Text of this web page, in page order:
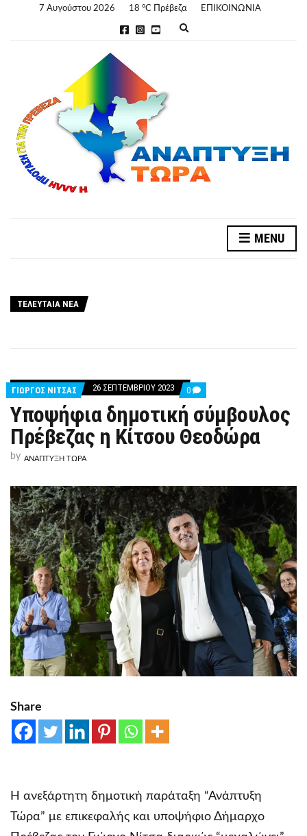
7 Αυγούστου 2026 18 °C Πρέβεζα ΕΠΙΚΟΙΝΩΝΙΑ
f
o
r
MENU
ΤΕΛΕΥΤΑΊΑ ΝΈΑ
ΓΙΩΡΓΟΣ ΝΙΤΣΑΣ 26 ΣΕΠΤΕΜΒΡΊΟΥ 2023 0 COMMENTS
ON
ΥΠΟΨΉΦΙΑ
ΔΗΜΟΤΙΚΉ
ΣΎΜΒΟΥΛΟΣ
ΠΡΈΒΕΖΑΣ
Υποψήφια δημοτική σύμβουλος
Πρέβεζας η Κίτσου Θεοδώρα
by ΑΝΑΠΤΥΞΗ ΤΩΡΑ
Share
Η ανεξάρτητη δημοτική παράταξη “Ανάπτυξη
Τώρα” με επικεφαλής και υποψήφιο Δήμαρχο